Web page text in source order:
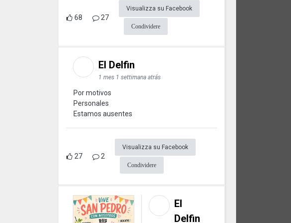
68 27
Visualizza su Facebook
Condividere
El Delfin
1 mes 1 settimana atrás
Por motivos
Personales
Estamos ausentes
27 2
Visualizza su Facebook
Condividere
El
Delfin